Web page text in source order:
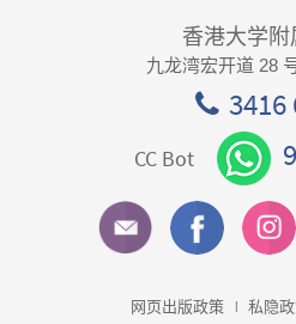
香港大学附
九龙湾宏开道 28
3416
CC Bot
网页出版政策 私隐